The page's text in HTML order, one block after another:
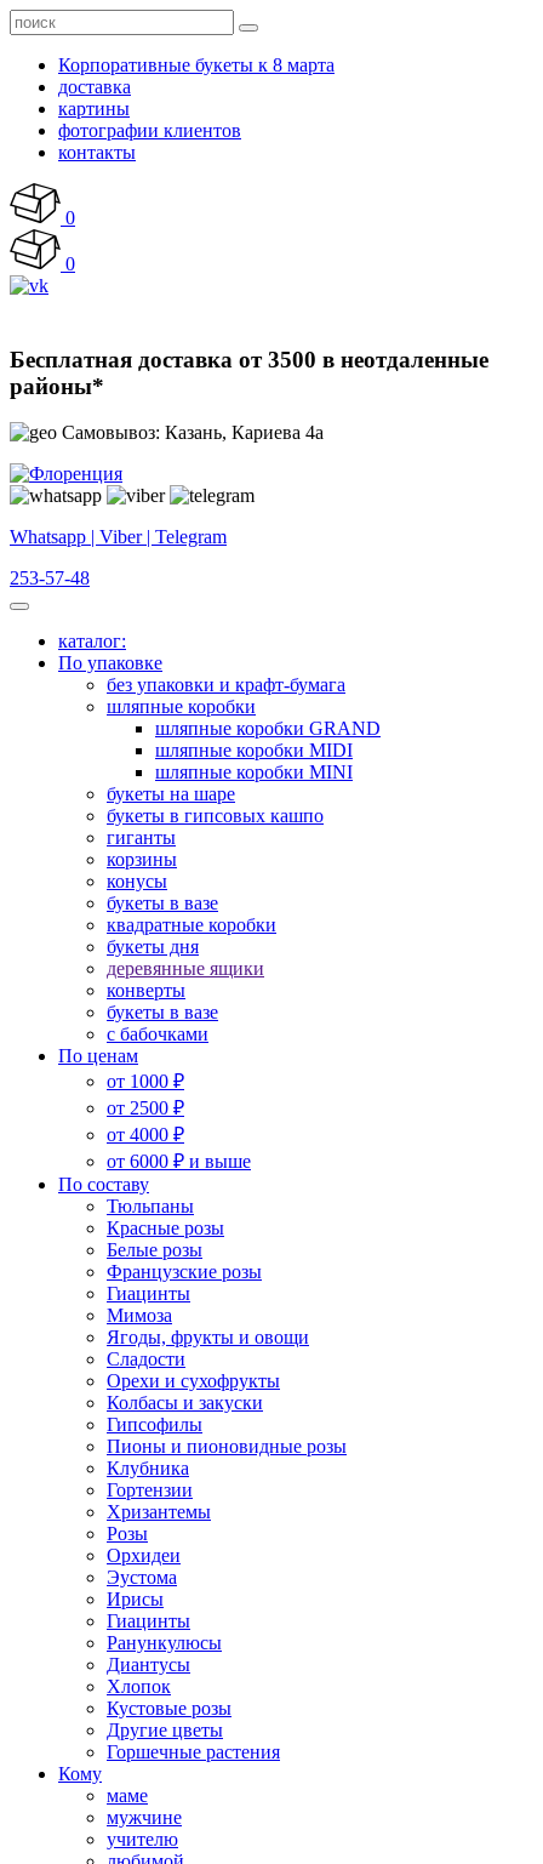
Корпоративные букеты к 8 марта
доставка
картины
фотографии клиентов
контакты
0
0
Бесплатная доставка от 3500 в неотдаленные
районы*
Самовывоз: Казань, Кариева 4а
Whatsapp | Viber | Telegram
253-57-48
каталог:
По упаковке
без упаковки и крафт-бумага
шляпные коробки
шляпные коробки GRAND
шляпные коробки MIDI
шляпные коробки MINI
букеты на шаре
букеты в гипсовых кашпо
гиганты
корзины
конусы
букеты в вазе
квадратные коробки
букеты дня
деревянные ящики
конверты
букеты в вазе
с бабочками
По ценам
от 1000 ₽
от 2500 ₽
от 4000 ₽
от 6000 ₽ и выше
По составу
Тюльпаны
Красные розы
Белые розы
Французские розы
Гиацинты
Мимоза
Ягоды, фрукты и овощи
Сладости
Орехи и сухофрукты
Колбасы и закуски
Гипсофилы
Пионы и пионовидные розы
Клубника
Гортензии
Хризантемы
Розы
Орхидеи
Эустома
Ирисы
Гиацинты
Ранункулюсы
Диантусы
Хлопок
Кустовые розы
Другие цветы
Горшечные растения
Кому
маме
мужчине
учителю